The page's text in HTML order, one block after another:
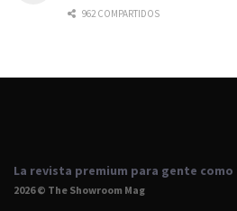
962 COMPARTIDOS
La revista premium para gente como
2026 © The Showroom Mag